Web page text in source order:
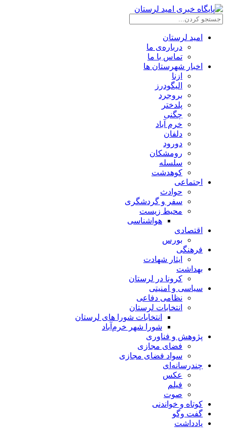
امید لرستان
درباره‌ی ما
تماس با ما
اخبار شهرستان ها
ازنا
الیگودرز
بروجرد
پلدختر
چگنی
خرم آباد
دلفان
دورود
رومشکان
سلسله
کوهدشت
اجتماعی
حوادث
سفر و گردشگری
محیط زیست
هواشناسی
اقتصادی
بورس
فرهنگی
ایثار شهادت
بهداشت
کرونا در لرستان
سیاسی و امنیتی
نظامی دفاعی
انتخابات لرستان
انتخابات شورا های لرستان
شورا شهر خرم‌آباد
پژوهش و فناوری
فضای مجازی
سواد فضای مجازی
چندرسانه‌ای
عكس
فیلم
صوت
کوتاه و خواندنی
گفت وگو
یادداشت